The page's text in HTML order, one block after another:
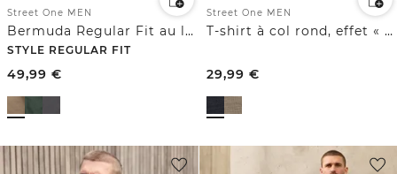
Street One MEN
Bermuda Regular Fit au look cargo
STYLE REGULAR FIT
49,99 €
Street One MEN
T-shirt à col rond, effet « space-dye »
29,99 €